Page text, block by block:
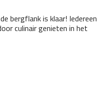
bergflank is klaar! Iedereen
culinair genieten in het